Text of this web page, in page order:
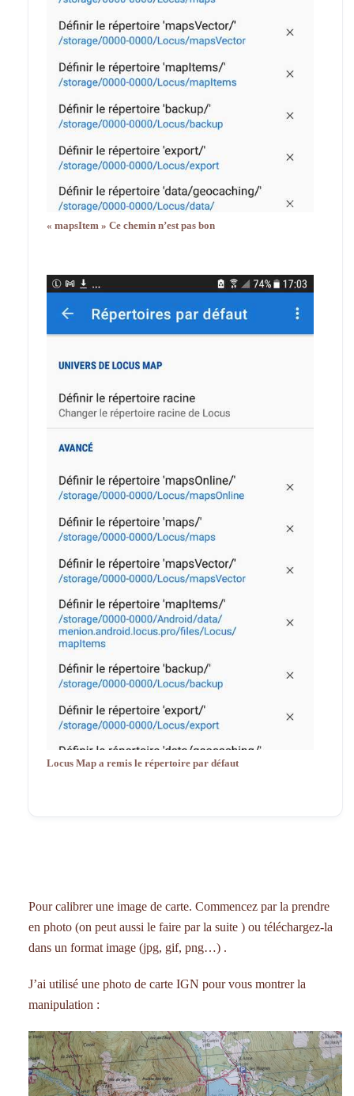
« mapsItem » Ce chemin n’est pas bon
Locus Map a remis le répertoire par défaut
Pour calibrer une image de carte. Commencez par la prendre
en photo (on peut aussi le faire par la suite ) ou téléchargez-la
dans un format image (jpg, gif, png…) .
J’ai utilisé une photo de carte IGN pour vous montrer la
manipulation :